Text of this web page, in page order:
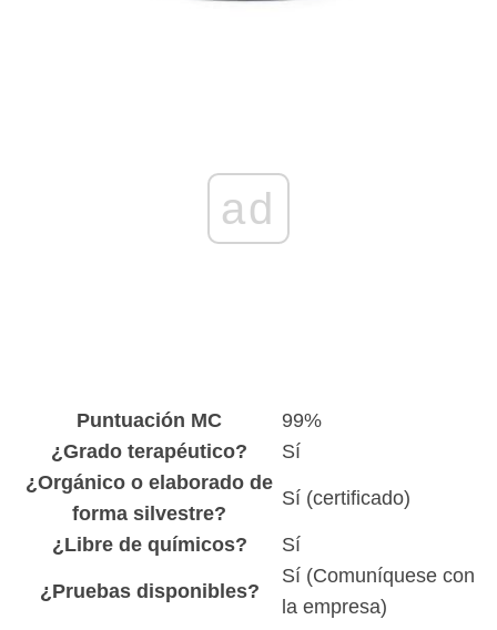
ad
Puntuación MC
99%
¿Grado terapéutico?
Sí
¿Orgánico o elaborado de
forma silvestre?
Sí (certificado)
¿Libre de químicos? Sí
¿Pruebas disponibles?
Sí (Comuníquese con
la empresa)